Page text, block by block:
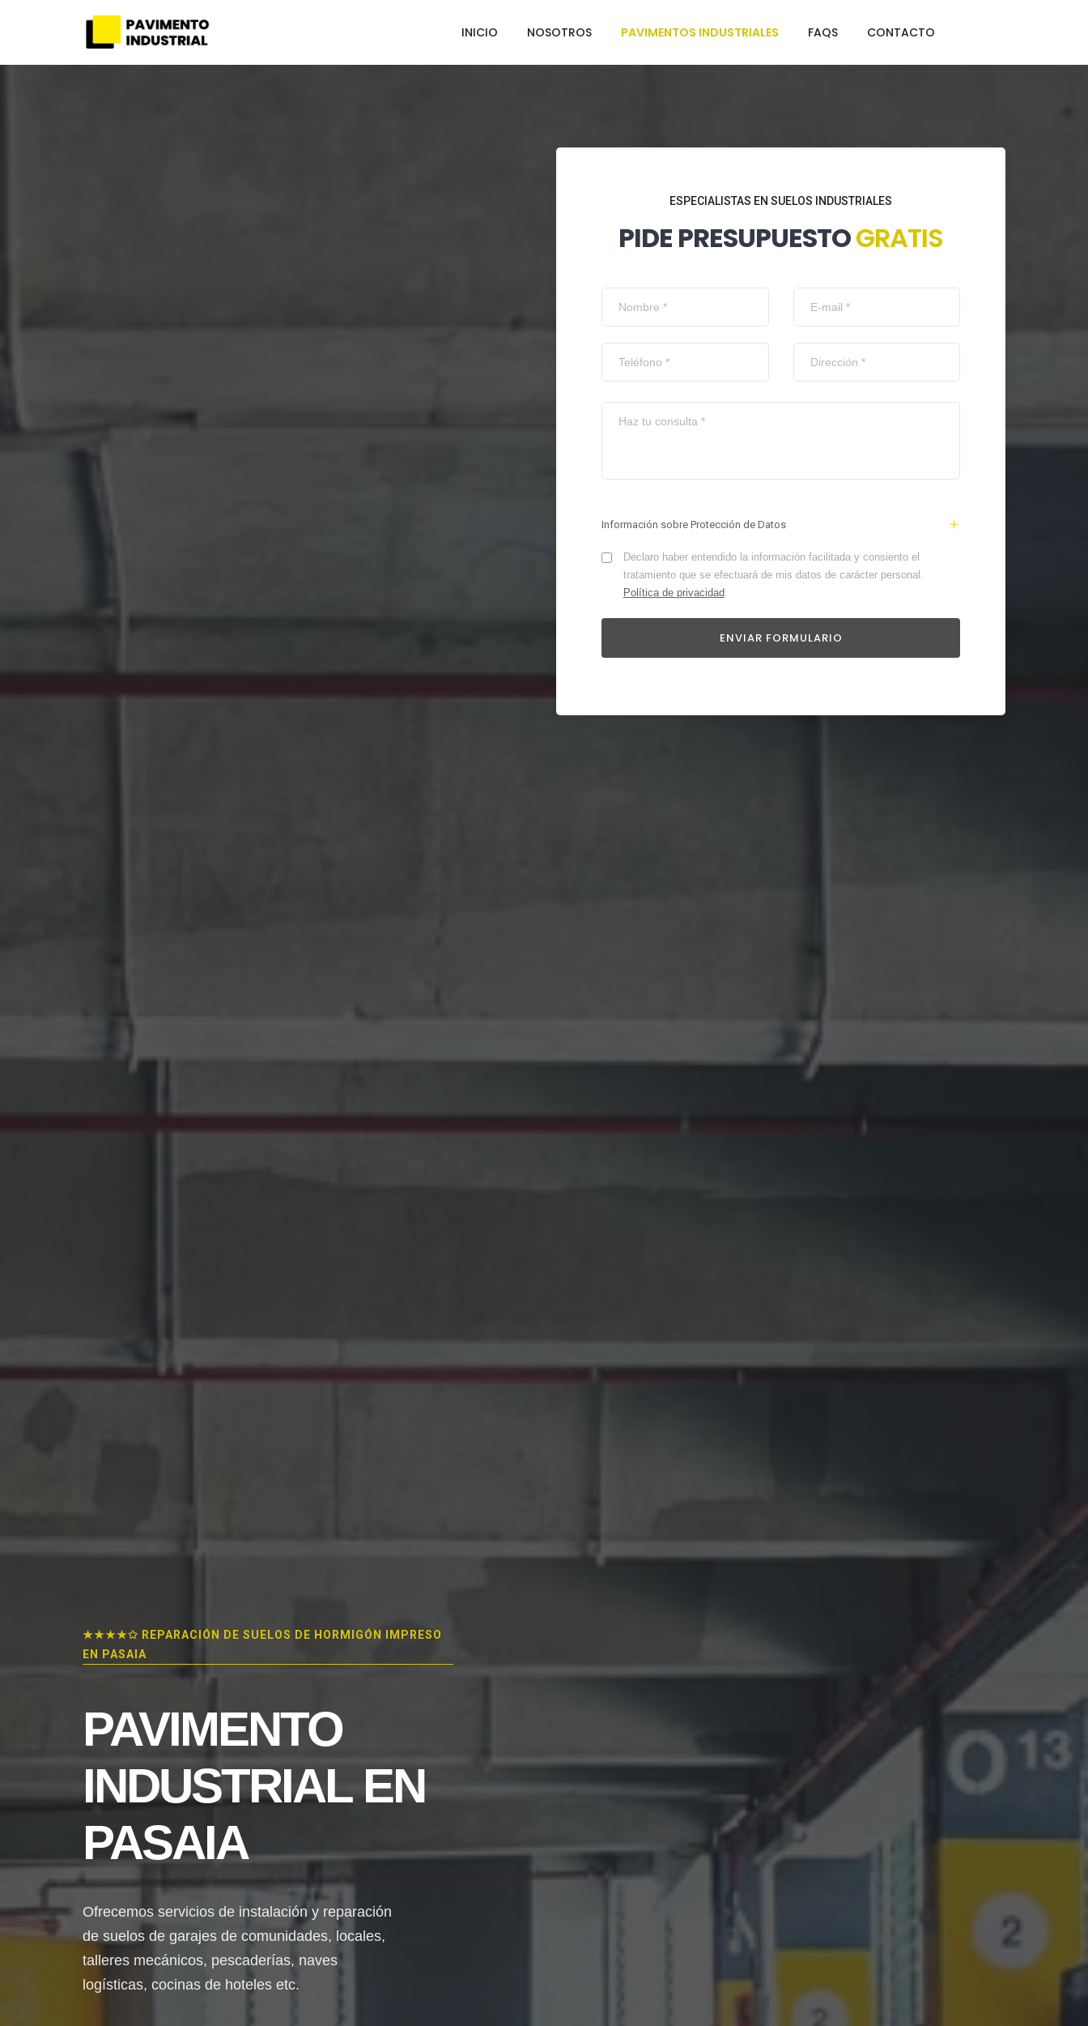
INICIO NOSOTROS PAVIMENTOS INDUSTRIALES FAQS CONTACTO
★★★★✩ REPARACIÓN DE SUELOS DE HORMIGÓN IMPRESO
EN PASAIA
PAVIMENTO
INDUSTRIAL EN
PASAIA
Ofrecemos servicios de instalación y reparación
de suelos de garajes de comunidades, locales,
talleres mecánicos, pescaderías, naves
logísticas, cocinas de hoteles etc.
ESPECIALISTAS EN SUELOS INDUSTRIALES
PIDE PRESUPUESTOGRATIS
Información sobre Protección de Datos
Declaro haber entendido la información facilitada y consiento el
tratamiento que se efectuará de mis datos de carácter personal.
Política de privacidad.